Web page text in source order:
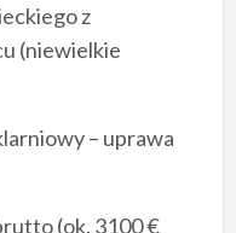
z
(niewielkie
– uprawa
(ok. 3100 €